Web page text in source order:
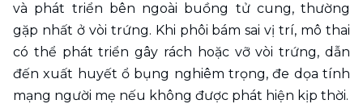
và phát triển bên ngoài buồng tử cung, thường
gặp nhất ở vòi trứng. Khi phôi bám sai vị trí, mô thai
có thể phát triển gây rách hoặc vỡ vòi trứng, dẫn
đến xuất huyết ổ bụng nghiêm trọng, đe dọa tính
mạng người mẹ nếu không được phát hiện kịp thời.